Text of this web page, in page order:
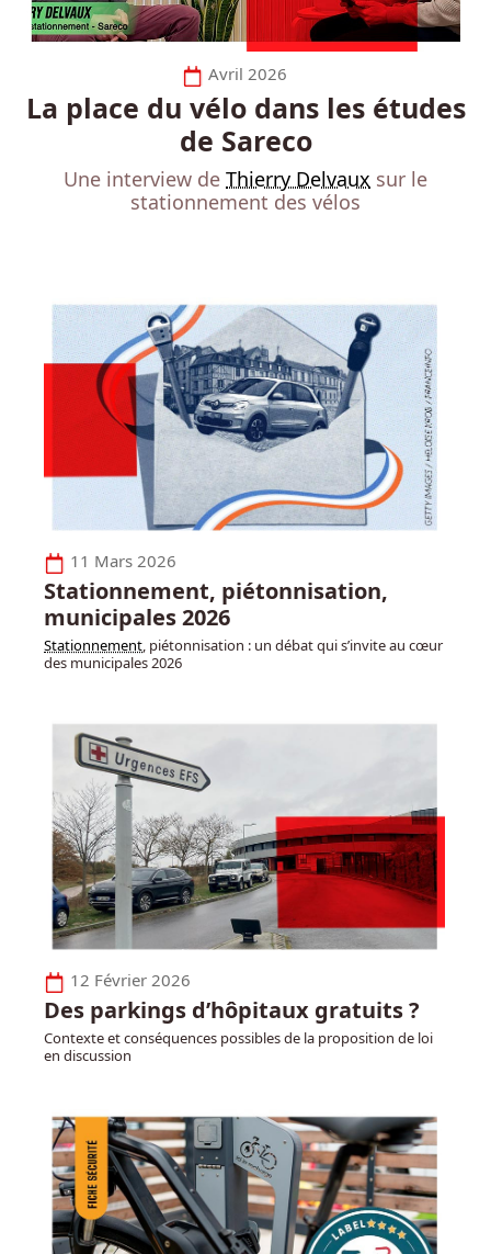
Avril 2026
La place du vélo dans les études
de Sareco
Une interview de Thierry Delvaux sur le
stationnement des vélos
11 Mars 2026
Stationnement, piétonnisation,
municipales 2026
Stationnement, piétonnisation : un débat qui s’invite au cœur
des municipales 2026
12 Février 2026
Des parkings d’hôpitaux gratuits ?
Contexte et conséquences possibles de la proposition de loi
en discussion